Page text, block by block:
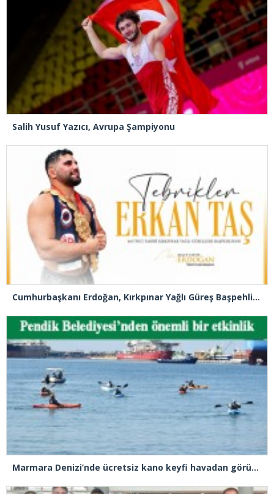
Salih Yusuf Yazıcı, Avrupa Şampiyonu
Cumhurbaşkanı Erdoğan, Kırkpınar Yağlı Güreş Başpehlivanlık unvanını kazanan Erkan Taş’ı tebrik etti
Marmara Denizi’nde ücretsiz kano keyfi havadan görüntülendi